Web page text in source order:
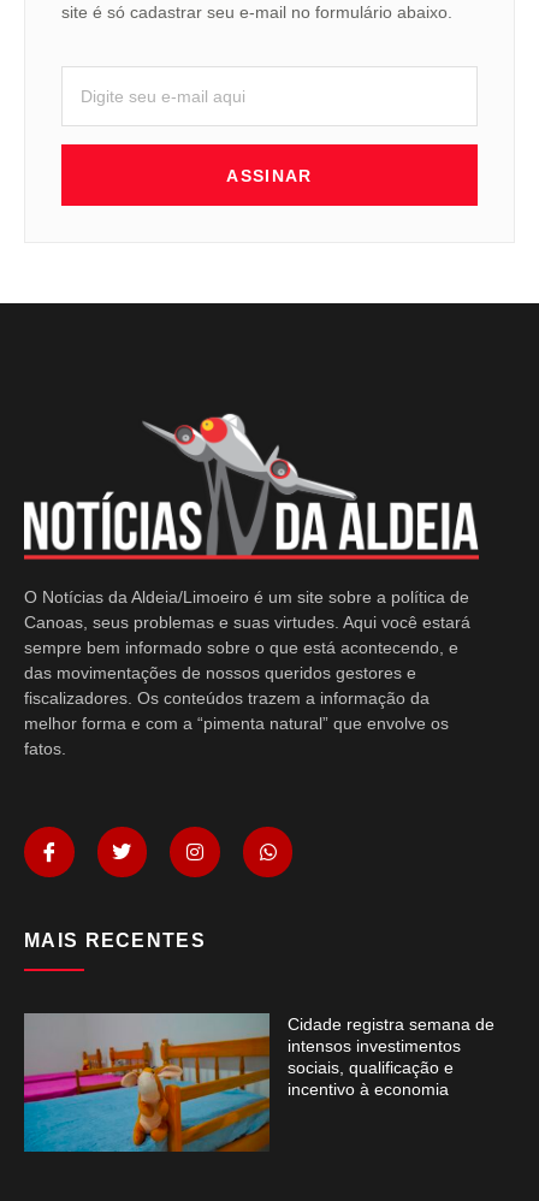
site é só cadastrar seu e-mail no formulário abaixo.
ASSINAR
O Notícias da Aldeia/Limoeiro é um site sobre a política de
Canoas, seus problemas e suas virtudes. Aqui você estará
sempre bem informado sobre o que está acontecendo, e
das movimentações de nossos queridos gestores e
fiscalizadores. Os conteúdos trazem a informação da
melhor forma e com a “pimenta natural” que envolve os
fatos.
MAIS RECENTES
Cidade registra semana de
intensos investimentos
sociais, qualificação e
incentivo à economia